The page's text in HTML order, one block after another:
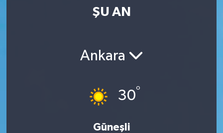
ŞU AN
Ankara
30°
Güneşli